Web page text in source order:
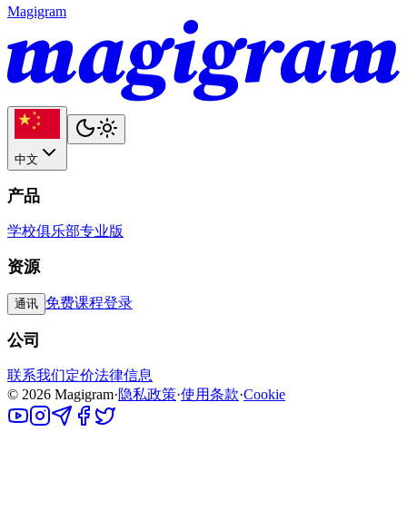
Magigram
中文
产品
学校俱乐部专业版
资源
通讯 免费课程登录
公司
联系我们定价法律信息
© 2026 Magigram·隐私政策·使用条款·Cookie